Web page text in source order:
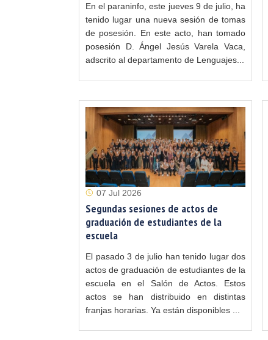
En el paraninfo, este jueves 9 de julio, ha
tenido lugar una nueva sesión de tomas
de posesión. En este acto, han tomado
posesión D. Ángel Jesús Varela Vaca,
adscrito al departamento de Lenguajes...
07 Jul 2026
Segundas sesiones de actos de
graduación de estudiantes de la
escuela
El pasado 3 de julio han tenido lugar dos
actos de graduación de estudiantes de la
escuela en el Salón de Actos. Estos
actos se han distribuido en distintas
franjas horarias. Ya están disponibles ...